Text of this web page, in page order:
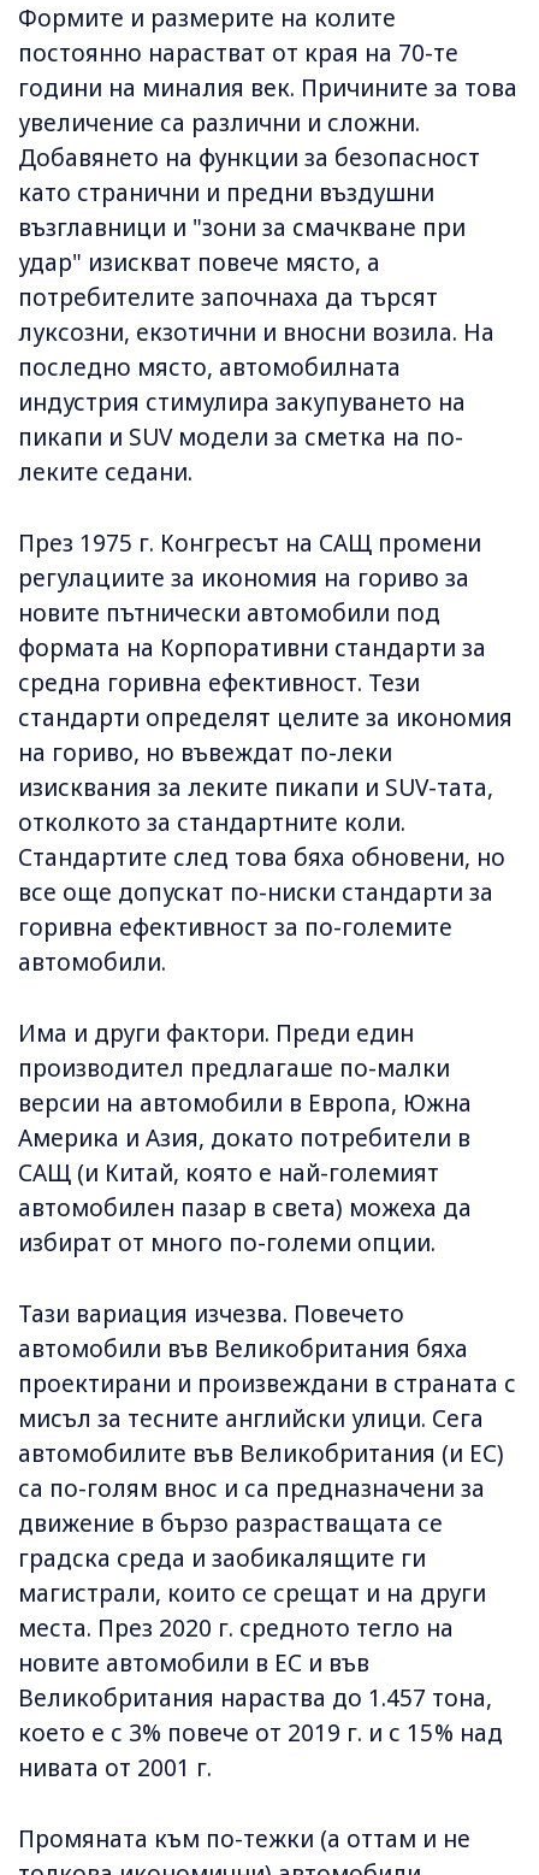
Формите и размерите на колите
постоянно нарастват от края на 70-те
години на миналия век. Причините за това
увеличение са различни и сложни.
Добавянето на функции за безопасност
като странични и предни въздушни
възглавници и "зони за смачкване при
удар" изискват повече място, а
потребителите започнаха да търсят
луксозни, екзотични и вносни возила. На
последно място, автомобилната
индустрия стимулира закупуването на
пикапи и SUV модели за сметка на по-
леките седани.
През 1975 г. Конгресът на САЩ промени
регулациите за икономия на гориво за
новите пътнически автомобили под
формата на Корпоративни стандарти за
средна горивна ефективност. Тези
стандарти определят целите за икономия
на гориво, но въвеждат по-леки
изисквания за леките пикапи и SUV-тата,
отколкото за стандартните коли.
Стандартите след това бяха обновени, но
все още допускат по-ниски стандарти за
горивна ефективност за по-големите
автомобили.
Има и други фактори. Преди един
производител предлагаше по-малки
версии на автомобили в Европа, Южна
Америка и Азия, докато потребители в
САЩ (и Китай, която е най-големият
автомобилен пазар в света) можеха да
избират от много по-големи опции.
Тази вариация изчезва. Повечето
автомобили във Великобритания бяха
проектирани и произвеждани в страната с
мисъл за тесните английски улици. Сега
автомобилите във Великобритания (и ЕС)
са по-голям внос и са предназначени за
движение в бързо разрастващата се
градска среда и заобикалящите ги
магистрали, които се срещат и на други
места. През 2020 г. средното тегло на
новите автомобили в ЕС и във
Великобритания нараства до 1.457 тона,
което е с 3% повече от 2019 г. и с 15 % над
нивата от 2001 г.
Промяната към по-тежки (а оттам и не